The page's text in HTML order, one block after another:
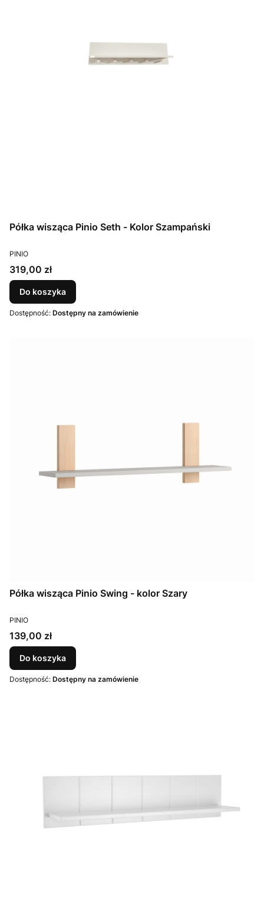
Półka wisząca Pinio Seth - Kolor Szampański
PRODUCENT
PINIO
Cena
319,00 zł
Do koszyka
Dostępność: Dostępny na zamówienie
Półka wisząca Pinio Swing - kolor Szary
PRODUCENT
PINIO
Cena
139,00 zł
Do koszyka
Dostępność: Dostępny na zamówienie